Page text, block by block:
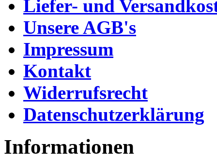
Liefer- und
Unsere AGB's
Impressum
Kontakt
Widerrufsrecht
Datenschutzerklärung
Informationen